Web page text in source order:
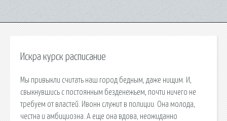
Искра курск расписание
Мы привыкли считать наш город бедным, даже нищим. И,
свыкнувшись с постоянным безденежьем, почти ничего не
требуем от властей. Ивонн служит в полиции. Она молода,
честна и амбициозна. А еще она вдова, неожиданно